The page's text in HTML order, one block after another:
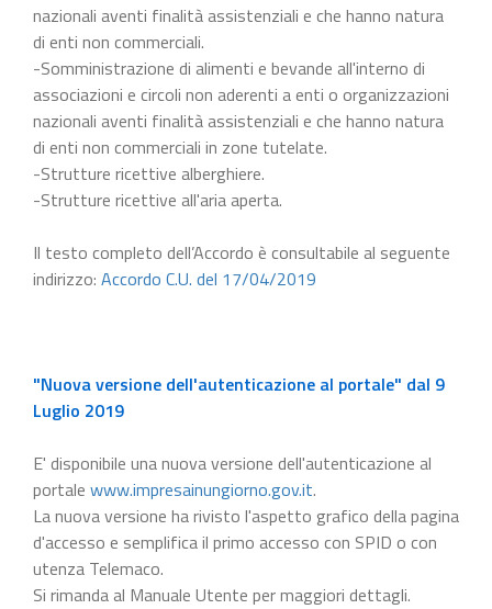
nazionali aventi finalità assistenziali e che hanno natura
di enti non commerciali.
-Somministrazione di alimenti e bevande all'interno di
associazioni e circoli non aderenti a enti o organizzazioni
nazionali aventi finalità assistenziali e che hanno natura
di enti non commerciali in zone tutelate.
-Strutture ricettive alberghiere.
-Strutture ricettive all'aria aperta.
Il testo completo dell’Accordo è consultabile al seguente
indirizzo: Accordo C.U. del 17/04/2019
"Nuova versione dell'autenticazione al portale" dal 9
Luglio 2019
E' disponibile una nuova versione dell'autenticazione al
portale www.impresainungiorno.gov.it.
La nuova versione ha rivisto l'aspetto grafico della pagina
d'accesso e semplifica il primo accesso con SPID o con
utenza Telemaco.
Si rimanda al Manuale Utente per maggiori dettagli.